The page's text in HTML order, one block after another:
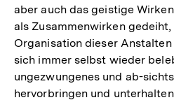
aber auch das geistige
als Zusammenwirken gedeiht,
Organisation dieser
sich immer selbst wieder
ungezwungenes und ab-
hervorbringen und